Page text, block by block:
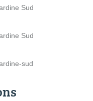
Sud
Sud
sud